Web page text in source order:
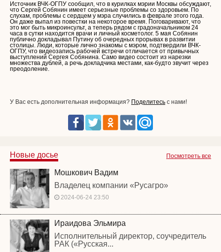
Источник ВЧК-ОГПУ сообщил, что в курилках мэрии Москвы обсуждают,
что Сергей Собянин имеет серьезные проблемы со здоровьем. По
слухам, проблемы с сердцем у мэра случились в феврале этого года.
Он даже выпал из повестки на некоторое время. Поговаривают, что
это мог быть микроинсульт, а теперь рядом с градоначальником 24
часа в сутки находится врачи и личный косметолог. 5 мая Собянин
публично докладывал Путину об очередных прорывах в развитии
столицы. Люди, которые лично знакомы с мэром, подтвердили ВЧК-
ОГПУ, что видеозапись рабочей встречи отличается от привычных
выступлений Сергея Собянина. Само видео состоит из нарезки
множества дублей, а речь докладчика местами, как-будто звучит через
преодоление.
У Вас есть дополнительная информация? Поделитесь с нами!
Посмотреть все
Новые досье
Мошкович Вадим
Владелец компании «Русагро»
2024-06-24 23:50
Ираидова Эльмира
Исполнительный директор, соучредитель
РАК («Русская...